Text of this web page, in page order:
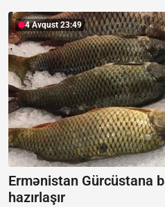
4 Avqust 23:49
Ermənistan Gürcüstana
hazırlaşır